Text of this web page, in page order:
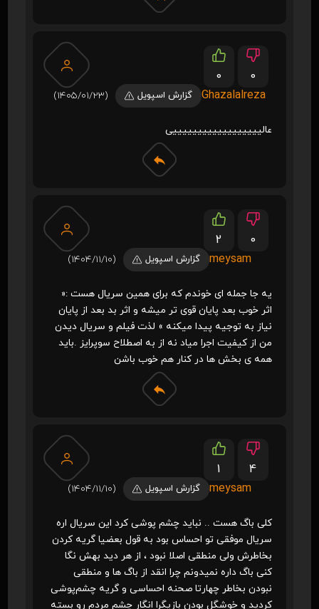
0
0
Ghazalalreza
گزارش اسپویل (1405/01/23)
عالییییییییییییییییییی
2
0
meysam
گزارش اسپویل (1404/11/10)
یه جا جمله ای خوندم که برای همین سریال هست :«
اثر خوب بعد پایان قوی تر میشه و اثر بد بعد از پایان
نیاز به توجیه پیدا میکنه » لذت فیلم و سریال دیدن
من از کیفیت اجرا میاد نه از به اصطلاح سوپرایز .باید
همه ی بخش ها در کنار هم خوب باشن
1
4
meysam
گزارش اسپویل (1404/11/10)
کلی باگ هست .. نباید چشم پوشی کرد این سریال اره
سریال موفقی تو احساس بود به قول بعضیا گریه کردن
بخاطرش ولی منطقی اصلا نبود ، از هر دید بهش نگا
کنی باگ داره نمیدونم چرا انقد از باگ ها و منطقی
نبودن بخاطر چهارتا صحنه احساسی و گریه چشم‌پوشی
کردید و خوشگل بودن بازیگرا انگار چشم مردم رو بسته